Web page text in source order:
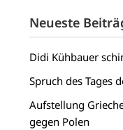
Neueste
Didi Kühbauer
Spruch des Tages
Aufstellung
gegen Polen